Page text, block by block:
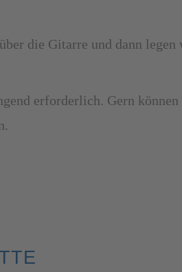
die Gitarre und dann legen
erforderlich. Gern